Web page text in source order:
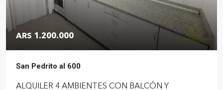
ARS 1.200.000
San Pedrito al 600
ALQUILER 4 AMBIENTES CON BALCÓN Y